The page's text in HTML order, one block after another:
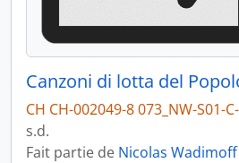
CH CH-002049-8 073_NW-S01-
s.d.
Fait partie de Nicolas Wadimoff